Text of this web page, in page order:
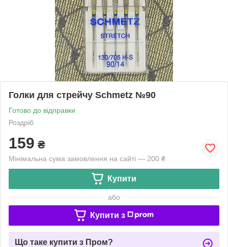
Голки для стрейчу Schmetz №90
Готово до відправки
Роздріб
159 ₴
Мінімальна сума замовлення на сайті — 200 ₴
Купити
або
Купити з
Що таке купити з Пром?